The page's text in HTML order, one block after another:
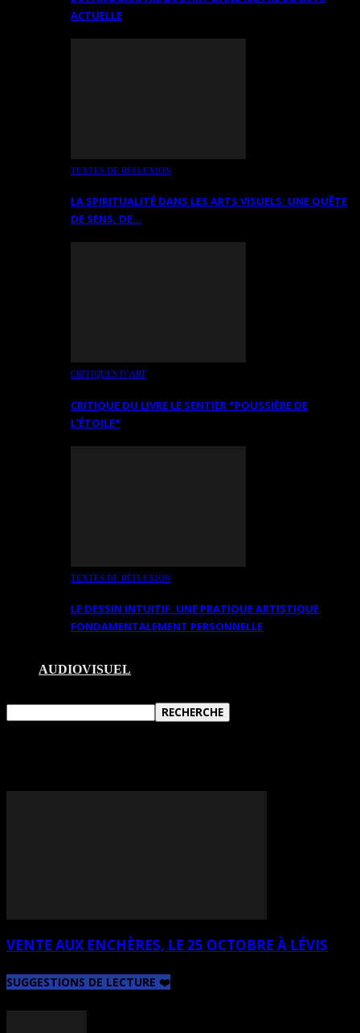
ACTUELLE
TEXTES DE RÉFLEXION
LA SPIRITUALITÉ DANS LES ARTS VISUELS: UNE QUÊTE
DE SENS, DE…
CRITIQUES D’ART
CRITIQUE DU LIVRE LE SENTIER *POUSSIÈRE DE
L’ÉTOILE*
TEXTES DE RÉFLEXION
LE DESSIN INTUITIF. UNE PRATIQUE ARTISTIQUE
FONDAMENTALEMENT PERSONNELLE
AUDIOVISUEL
VENTE AUX ENCHÈRES, LE 25 OCTOBRE À LÉVIS
SUGGESTIONS DE LECTURE ❤️